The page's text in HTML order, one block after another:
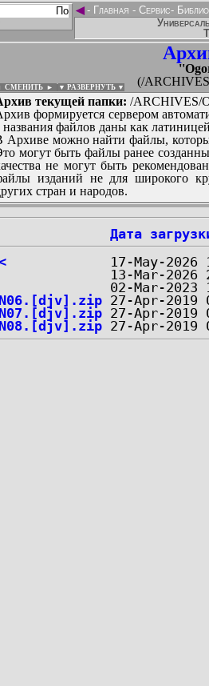
◄- Главная - Сервис-
(/
СМЕНИТЬ ► ▼ РАЗВЕРНУТЬ ▼
текущей папки: /ARCHIVES/
формируется сервером
названия файлов даны как
Архиве можно найти файлы,
могут быть файлы ранее
не могут быть
изданий не для широкого
стран и народов.
Дата